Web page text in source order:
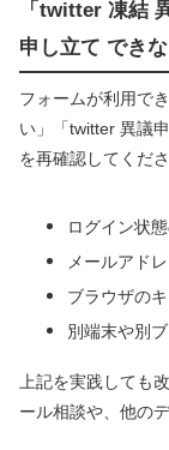
「twitter 凍結
申し立て でき
フォームが利用で
い」「twitter 異議
を再確認してくださ
ログイン状
メールアド
ブラウザの
別端末や別
上記を実践しても
ール相談や、他の